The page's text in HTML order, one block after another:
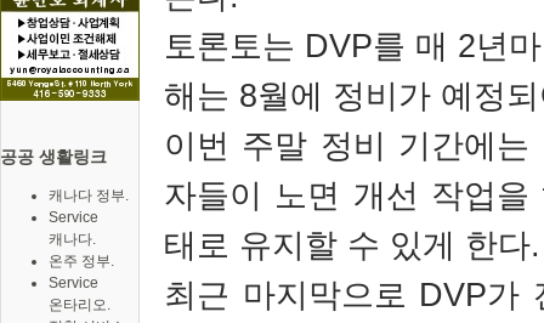
공공 생활링크
캐나다 정부.
Service
캐나다.
온주 정부.
Service
온타리오.
토론토는 DVP를 매 2년
해는 8월에 정비가 예정
이번 주말 정비 기간에
자들이 노면 개선 작업
태로 유지할 수 있게 한다.
최근 마지막으로 DVP가